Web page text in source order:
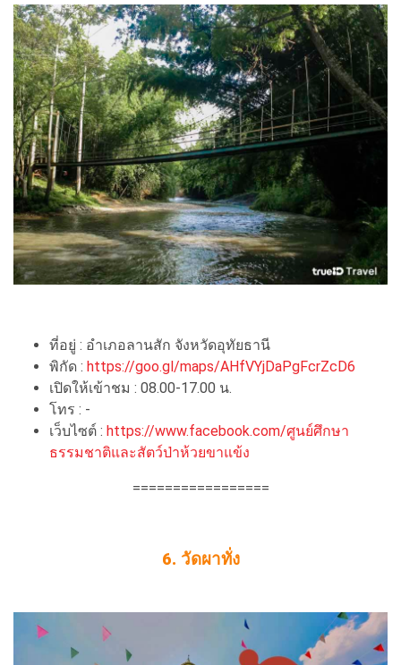
ที่อยู่ : อำเภอลานสัก จังหวัดอุทัยธานี
พิกัด : https://goo.gl/maps/AHfVYjDaPgFcrZcD6
เปิดให้เข้าชม : 08.00-17.00 น.
โทร : -
เว็บไซต์ : https://www.facebook.com/ศูนย์ศึกษา
ธรรมชาติและสัตว์ป่าห้วยขาแข้ง
=================
6. วัดผาทั่ง